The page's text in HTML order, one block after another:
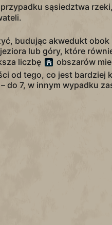
sąsiedztwa
budując akwedukt obok
lub góry, które
liczbę
obszarów
od tego, co jest bardziej
do 7, w innym wypadku